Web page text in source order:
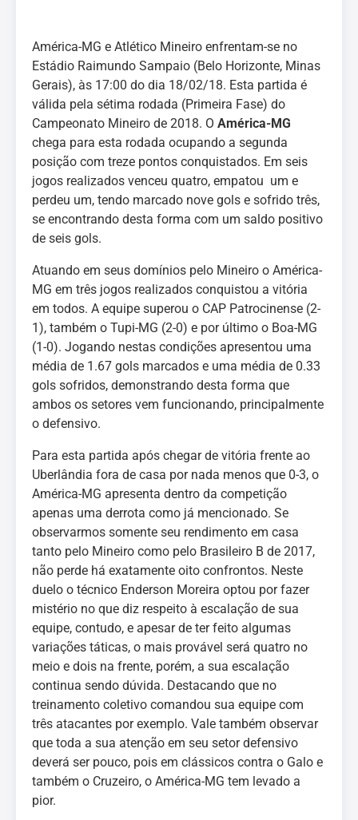
América-MG e Atlético Mineiro enfrentam-se no
Estádio Raimundo Sampaio (Belo Horizonte, Minas
Gerais), às 17:00 do dia 18/02/18. Esta partida é
válida pela sétima rodada (Primeira Fase) do
Campeonato Mineiro de 2018. O América-MG
chega para esta rodada ocupando a segunda
posição com treze pontos conquistados. Em seis
jogos realizados venceu quatro, empatou um e
perdeu um, tendo marcado nove gols e sofrido três,
se encontrando desta forma com um saldo positivo
de seis gols.
Atuando em seus domínios pelo Mineiro o América-
MG em três jogos realizados conquistou a vitória
em todos. A equipe superou o CAP Patrocinense (2-
1), também o Tupi-MG (2-0) e por último o Boa-MG
(1-0). Jogando nestas condições apresentou uma
média de 1.67 gols marcados e uma média de 0.33
gols sofridos, demonstrando desta forma que
ambos os setores vem funcionando, principalmente
o defensivo.
Para esta partida após chegar de vitória frente ao
Uberlândia fora de casa por nada menos que 0-3, o
América-MG apresenta dentro da competição
apenas uma derrota como já mencionado. Se
observarmos somente seu rendimento em casa
tanto pelo Mineiro como pelo Brasileiro B de 2017,
não perde há exatamente oito confrontos. Neste
duelo o técnico Enderson Moreira optou por fazer
mistério no que diz respeito à escalação de sua
equipe, contudo, e apesar de ter feito algumas
variações táticas, o mais provável será quatro no
meio e dois na frente, porém, a sua escalação
continua sendo dúvida. Destacando que no
treinamento coletivo comandou sua equipe com
três atacantes por exemplo. Vale também observar
que toda a sua atenção em seu setor defensivo
deverá ser pouco, pois em clássicos contra o Galo e
também o Cruzeiro, o América-MG tem levado a
pior.